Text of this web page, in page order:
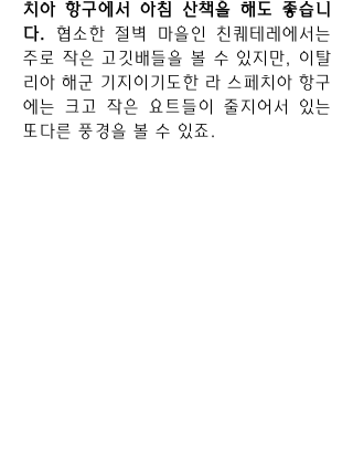
치아 항구에서 아침 산책을 해도 좋습니
다. 협소한 절벽 마을인 친퀘테레에서는
주로 작은 고깃배들을 볼 수 있지만, 이탈
리아 해군 기지이기도한 라 스페치아 항구
에는 크고 작은 요트들이 줄지어서 있는
또다른 풍경을 볼 수 있죠.